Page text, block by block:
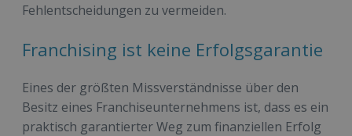
Fehlentscheidungen zu vermeiden.
Franchising ist keine Erfolgsgarantie
Eines der größten Missverständnisse über den
Besitz eines Franchiseunternehmens ist, dass es ein
praktisch garantierter Weg zum finanziellen Erfolg